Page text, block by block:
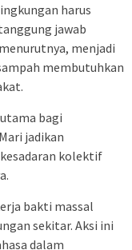
harus
jawab
menjadi
membutuhkan
bagi
jadikan
kolektif
bakti massal
sekitar. Aksi ini
dalam